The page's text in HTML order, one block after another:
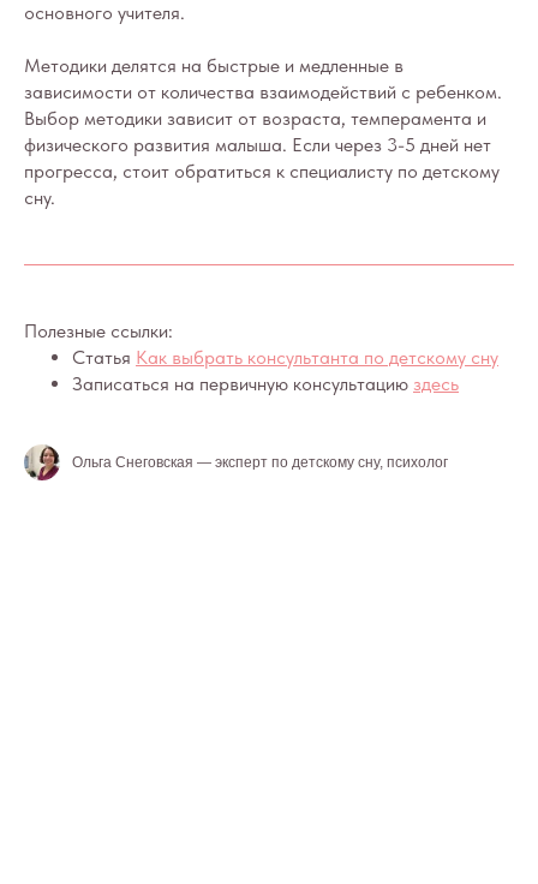
основного учителя.
Методики делятся на быстрые и медленные в
зависимости от количества взаимодействий с ребенком.
Выбор методики зависит от возраста, темперамента и
физического развития малыша. Если через 3-5 дней нет
прогресса, стоит обратиться к специалисту по детскому
сну.
Полезные ссылки:
Статья Как выбрать консультанта по детскому сну
Записаться на первичную консультацию здесь
Ольга Снеговская — эксперт по детскому сну, психолог